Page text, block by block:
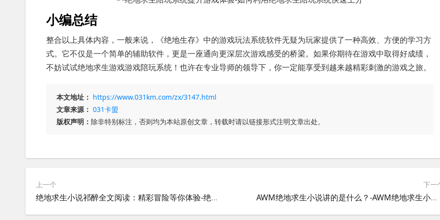
小编总结
整合以上具体内容，一般来说，《绝地生存》中的游戏玩法系统软件无疑为玩家提供了一种高效、方便的学习方
式。它不仅是一个简单的辅助软件，更是一座通向更深层次游戏感受的桥梁。如果你期待在游戏中取得好成绩，
不妨试试绝地求生游戏游戏陪玩系统！也许在专业导师的领导下，你一定能享受到越来越精彩刺激的游戏之旅。
本文地址： https://www.031km.com/zx/3147.html
文章来源： 031卡盟
版权声明： 除非特别标注，否则均为本站原创文章，转载时请以链接形式注明文章出处。
上一个
绝地求生小说祁醉全文阅读：精彩冒险等你体验-绝地求生小说祁醉：沉浸式生存挑战
下一
AWM绝地求生小说讲的是什么？-AWM绝地求生小说剧情详细介绍